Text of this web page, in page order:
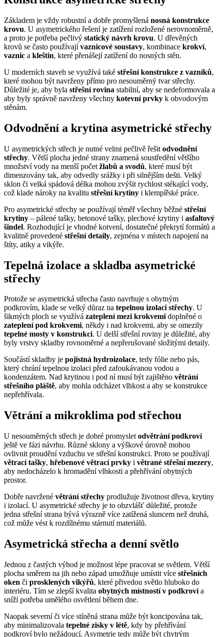
Základem je vždy robustní a dobře promyšlená nosná konstrukce
krovu. U asymetrického řešení je zatížení rozložené nerovnoměrně,
a proto je potřeba pečlivý statický návrh krovu. U dřevěných
krovů se často používajívaznicové soustavy, kombinace krokví,
vaznic a kleštin, které přenášejí zatížení do nosných stěn.
U moderních staveb se využívá také střešní konstrukce z vazníků,
které mohou být navrženy přímo pro nesouměrný tvar střechy.
Důležité je, aby byla střešní rovina stabilní, aby se nedeformovala a
aby byly správně navrženy všechny kotevní prvky k obvodovým
stěnám.
Odvodnění a krytina asymetrické střechy
U asymetrických střech je nutné velmi pečlivě řešit odvodnění
střechy. Větší plocha jedné strany znamená soustředění většího
množství vody na menší počet žlabů a svodů, které musí být
dimenzovány tak, aby odvedly srážky i při silnějším dešti. Velký
sklon či velká spádová délka mohou zvýšit rychlost stékající vody,
což klade nároky na kvalitu střešní krytiny i klempířské práce.
Pro asymetrické střechy se používají téměř všechny běžné střešní
krytiny – pálené tašky, betonové tašky, plechové krytiny i asfaltový
šindel. Rozhodující je vhodné kotvení, dostatečné překrytí formátů a
kvalitně provedené střešní detaily, zejména v místech napojení na
štíty, atiky a vikýře.
Tepelná izolace a skladba asymetrické
střechy
Protože se asymetrická střecha často navrhuje s obytným
podkrovím, klade se velký důraz na tepelnou izolaci střechy. U
šikmých ploch se využívá zateplení mezi krokvemidoplněné o
zateplení pod krokvemi, někdy i nad krokvemi, aby se omezily
tepelné mosty v konstrukci. U delší střešní roviny je důležité, aby
byly vrstvy skladby rovnoměrné a nepřerušované složitými detaily.
Součástí skladby je pojistná hydroizolace, tedy fólie nebo pás,
který chrání tepelnou izolaci před zafoukávanou vodou a
kondenzátem. Nad krytinou i pod ní musí být zajištěno větrání
střešního pláště, aby mohla odcházet vlhkost a aby se konstrukce
nepřehřívala.
Větrání a mikroklima pod střechou
U nesouměrných střech je dobré promyslet odvětrání podkroví
ještě ve fázi návrhu. Různé sklony a výškové úrovně mohou
ovlivnit proudění vzduchu ve střešní konstrukci. Proto se používají
větrací tašky, hřebenové větrací prvky i větrané střešní mezery,
aby nedocházelo k hromadění vlhkosti a přehřívání obytných
prostor.
Dobře navržené větrání střechy prodlužuje životnost dřeva, krytiny
i izolací. U asymetrické střechy je to obzvlášť důležité, protože
jedna střešní strana bývá výrazně více zatížená sluncem než druhá,
což může vést k rozdílnému stárnutí materiálů.
Asymetrická střecha a denní světlo
Jednou z častých výhod je možnost lépe pracovat se světlem. Větší
plocha směrem na jih nebo západ umožňuje umístit více střešních
oken či prosklených vikýřů, které přivedou světlo hluboko do
interiéru. Tím se zlepší kvalita obytných místností v podkrovía
sníží potřeba umělého osvětlení během dne.
Naopak severní či více stíněná strana může být koncipována tak,
aby minimalizovala tepelné zisky v létě, kdy by přehřívání
podkroví bylo nežádoucí. Asymetrie tedy může být chytrým